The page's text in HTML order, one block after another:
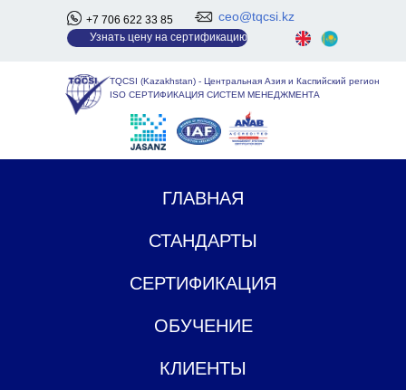
+7 706 622 33 85 ceo@tqcsi.kz
Узнать цену на сертификацию
TQCSI (Kazakhstan) - Центральная Азия и Каспийский регион
ISO СЕРТИФИКАЦИЯ СИСТЕМ МЕНЕДЖМЕНТА
ГЛАВНАЯ
СТАНДАРТЫ
СЕРТИФИКАЦИЯ
ОБУЧЕНИЕ
КЛИЕНТЫ